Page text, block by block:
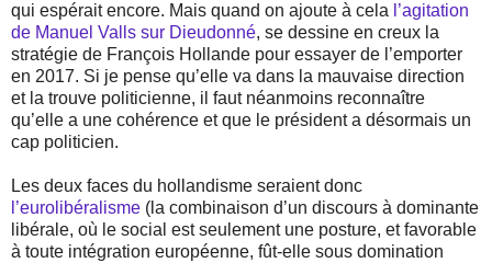
qui espérait encore. Mais quand on ajoute à cela l’agitation
de Manuel Valls sur Dieudonné, se dessine en creux la
stratégie de François Hollande pour essayer de l’emporter
en 2017. Si je pense qu’elle va dans la mauvaise direction
et la trouve politicienne, il faut néanmoins reconnaître
qu’elle a une cohérence et que le président a désormais un
cap politicien.
Les deux faces du hollandisme seraient donc
l’eurolibéralisme (la combinaison d’un discours à dominante
libérale, où le social est seulement une posture, et favorable
à toute intégration européenne, fût-elle sous domination